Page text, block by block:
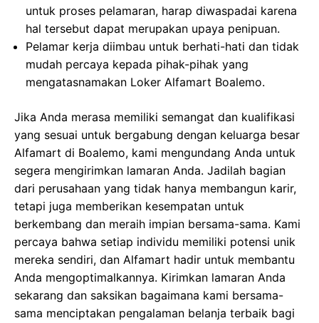
untuk proses pelamaran, harap diwaspadai karena
hal tersebut dapat merupakan upaya penipuan.
Pelamar kerja diimbau untuk berhati-hati dan tidak
mudah percaya kepada pihak-pihak yang
mengatasnamakan Loker Alfamart Boalemo.
Jika Anda merasa memiliki semangat dan kualifikasi
yang sesuai untuk bergabung dengan keluarga besar
Alfamart di Boalemo, kami mengundang Anda untuk
segera mengirimkan lamaran Anda. Jadilah bagian
dari perusahaan yang tidak hanya membangun karir,
tetapi juga memberikan kesempatan untuk
berkembang dan meraih impian bersama-sama. Kami
percaya bahwa setiap individu memiliki potensi unik
mereka sendiri, dan Alfamart hadir untuk membantu
Anda mengoptimalkannya. Kirimkan lamaran Anda
sekarang dan saksikan bagaimana kami bersama-
sama menciptakan pengalaman belanja terbaik bagi